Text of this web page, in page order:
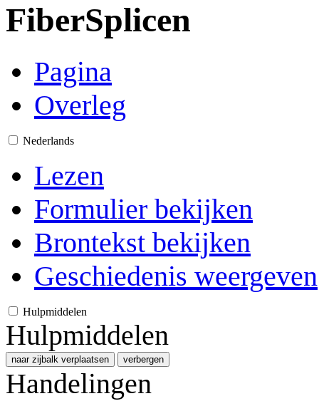
FiberSplicen
Pagina
Overleg
Nederlands
Lezen
Formulier bekijken
Brontekst bekijken
Geschiedenis weergeven
Hulpmiddelen
Hulpmiddelen
naar zijbalk verplaatsen verbergen
Handelingen